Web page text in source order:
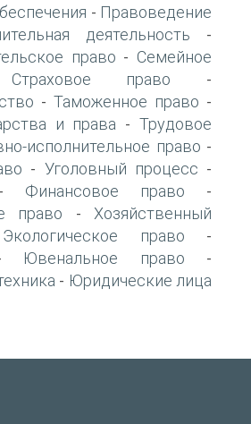
- Правоведение
деятельность -
право - Семейное
Страховое право -
- Таможенное право -
и права -Трудовое
исполнительное право -
- Уголовный процесс -
Финансовое право -
право - Хозяйственный
Экологическое право -
Ювенальное право -
- Юридические лица